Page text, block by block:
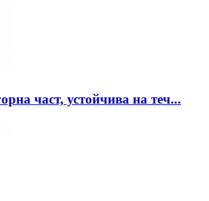
част, устойчива на теч...